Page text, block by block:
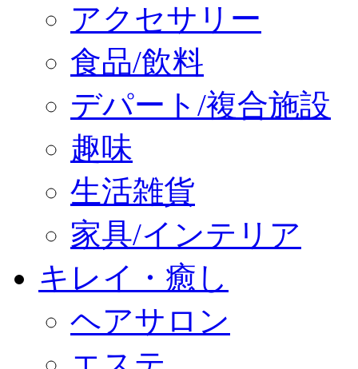
アクセサリー
食品/飲料
デパート/複合施設
趣味
生活雑貨
家具/インテリア
キレイ・癒し
ヘアサロン